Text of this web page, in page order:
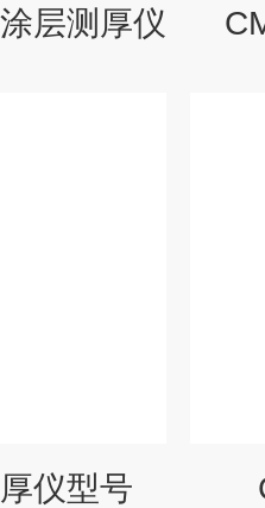
层测厚仪
仪型号